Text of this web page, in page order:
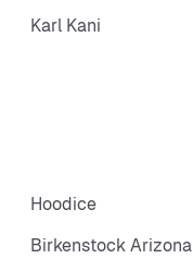
Karl Kani
Hoodice
Birkenstock Arizona